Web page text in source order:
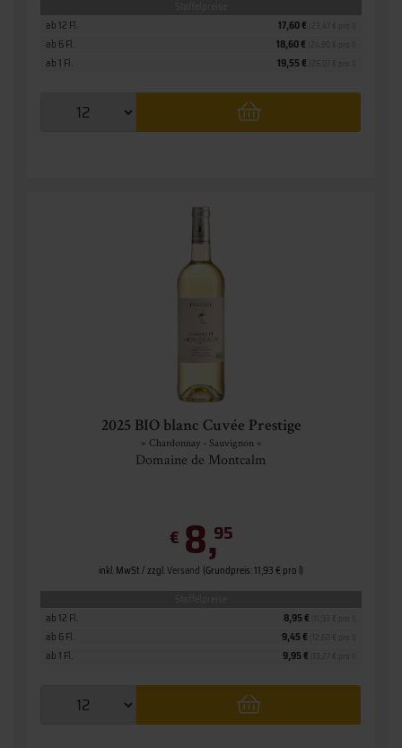
ab 1 Fl. 19,55 €
ab 6 Fl. 18,60 €
ab 12 Fl. 17,60 €
2025 BIO blanc Cuvée Prestige
» Chardonnay - Sauvignon «
Domaine de Montcalm
€ 8,95
inkl. MwSt. / zzgl.Versand (Grundpreis: 11,93 € pro l)
ab 1 Fl. 9,95 €
ab 6 Fl. 9,45 €
ab 12 Fl. 8,95 €